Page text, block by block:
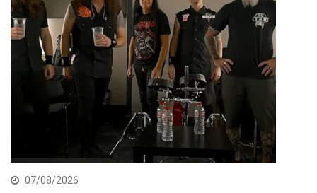
07/08/2026